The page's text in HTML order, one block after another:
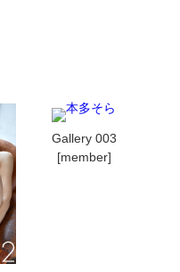
Gallery 003
[member]